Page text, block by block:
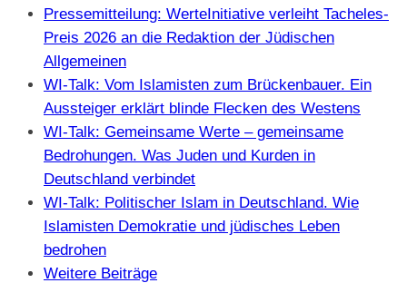
Pressemitteilung: WerteInitiative verleiht Tacheles-
Preis 2026 an die Redaktion der Jüdischen
Allgemeinen
WI-Talk: Vom Islamisten zum Brückenbauer. Ein
Aussteiger erklärt blinde Flecken des Westens
WI-Talk: Gemeinsame Werte – gemeinsame
Bedrohungen. Was Juden und Kurden in
Deutschland verbindet
WI-Talk: Politischer Islam in Deutschland. Wie
Islamisten Demokratie und jüdisches Leben
bedrohen
Weitere Beiträge